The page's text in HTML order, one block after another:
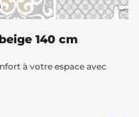
140 cm
à votre espace avec